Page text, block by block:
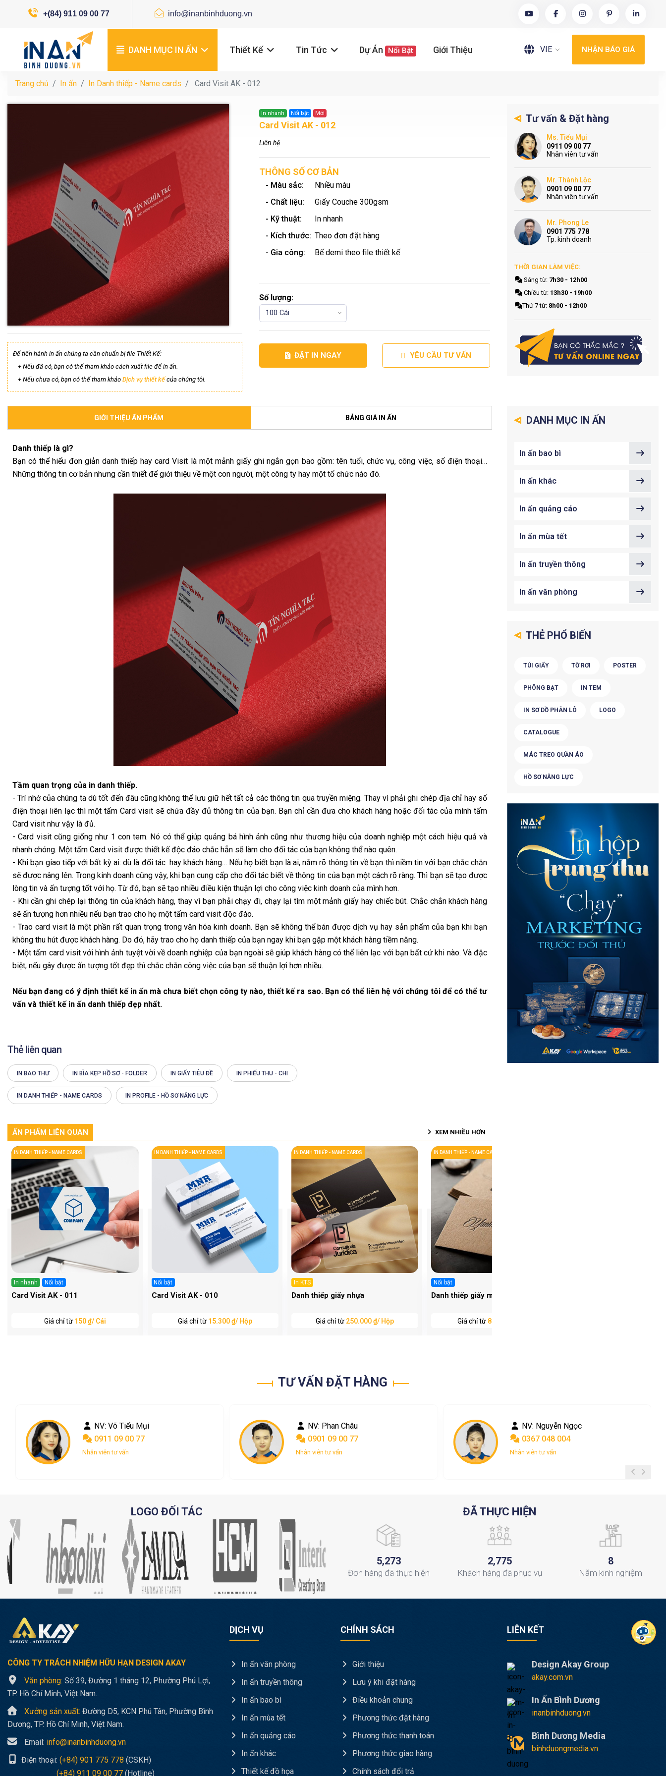
+(84) 911 09 00 77 info@inanbinhduong.vn
DANH MỤC IN ẤN Thiết Kế Tin Tức Dự Án Nổi Bật Giới Thiệu VIE NHẬN BÁO GIÁ
Trang chủ In ấn In Danh thiếp - Name cards Card Visit AK - 012
Để tiến hành in ấn chúng ta cần chuẩn bị file Thiết Kế:
+ Nếu đã có, bạn có thể tham khảo cách xuất file để in ấn.
+ Nếu chưa có, bạn có thể tham khảo Dịch vụ thiết kếcủa chúng tôi.
In nhanh Nổi bật Mới
Card Visit AK - 012
Liên hệ
THÔNG SỐ CƠ BẢN
- Màu sắc:
Nhiều màu
- Chất liệu:
Giấy Couche 300gsm
- Kỹ thuật:
In nhanh
- Kích thước: Theo đơn đặt hàng
- Gia công:
Bế demi theo file thiết kế
Số lượng:
100 Cái
ĐẶT IN NGAY YÊU CẦU TƯ VẤN
Tư vấn & Đặt hàng
Ms. Tiểu Mụi
0911 09 00 77
Nhân viên tư vấn
Mr. Thành Lộc
0901 09 00 77
Nhân viên tư vấn
Mr. Phong Le
0901 775 778
Tp. kinh doanh
THỜI GIAN LÀM VIỆC:
Sáng từ: 7h30 - 12h00
Chiều từ: 13h30 - 19h00
Thứ 7 từ: 8h00 - 12h00
GIỚI THIỆU ẤN PHẨM BẢNG GIÁ IN ẤN
Danh thiếp là gì?
Bạn có thể hiểu đơn giản danh thiếp hay card Visit là một mảnh giấy ghi ngắn gọn bao gồm: tên tuổi, chức vụ, công việc, số điện thoại…
Những thông tin cơ bản nhưng cần thiết để giới thiệu về một con người, một công ty hay một tổ chức nào đó.
Tầm quan trọng của in danh thiếp.
- Trí nhớ của chúng ta dù tốt đến đâu cũng không thể lưu giữ hết tất cả các thông tin qua truyền miệng. Thay vì phải ghi chép địa chỉ hay số
điện thoại liên lạc thì một tấm Card visit sẽ chứa đầy đủ thông tin của bạn. Bạn chỉ cần đưa cho khách hàng hoặc đối tác của mình tấm
Card visit như vậy là đủ.
- Card visit cũng giống như 1 con tem. Nó có thể giúp quảng bá hình ảnh cũng như thương hiệu của doanh nghiệp một cách hiệu quả và
nhanh chóng. Một tấm Card visit được thiết kế độc đáo chắc hẳn sẽ làm cho đối tác của bạn không thể nào quên.
- Khi bạn giao tiếp với bất kỳ ai: dù là đối tác hay khách hàng… Nếu họ biết bạn là ai, nắm rõ thông tin về bạn thì niềm tin với bạn chắc chắn
sẽ được nâng lên. Trong kinh doanh cũng vậy, khi bạn cung cấp cho đối tác biết về thông tin của bạn một cách rõ ràng. Thì bạn sẽ tạo được
lòng tin và ấn tượng tốt với họ. Từ đó, bạn sẽ tạo nhiều điều kiện thuận lợi cho công việc kinh doanh của mình hơn.
- Khi cần ghi chép lại thông tin của khách hàng, thay vì bạn phải chạy đi, chạy lại tìm một mảnh giấy hay chiếc bút. Chắc chắn khách hàng
sẽ ấn tượng hơn nhiều nếu bạn trao cho họ một tấm card visit độc đáo.
- Trao card visit là một phần rất quan trọng trong văn hóa kinh doanh. Bạn sẽ không thể bán được dịch vụ hay sản phẩm của bạn khi bạn
không thu hút được khách hàng. Do đó, hãy trao cho họ danh thiếp của bạn ngay khi bạn gặp một khách hàng tiềm năng.
- Một tấm card visit với hình ảnh tuyệt vời về doanh nghiệp của bạn ngoài sẽ giúp khách hàng có thể liên lạc với bạn bất cứ khi nào. Và đặc
biệt, nếu gây được ấn tượng tốt đẹp thì chắc chắn công việc của bạn sẽ thuận lợi hơn nhiều.
Nếu bạn đang có ý định thiết kế in ấn mà chưa biết chọn công ty nào, thiết kế ra sao. Bạn có thể liên hệ với chúng tôi để có thể tư
vấn và thiết kế in ấn danh thiếp đẹp nhất.
Thẻ liên quan
IN BAO THƯ IN BÌA KẸP HỒ SƠ - FOLDER IN GIẤY TIÊU ĐỀ IN PHIẾU THU - CHI
IN DANH THIẾP - NAME CARDS IN PROFILE - HỒ SƠ NĂNG LỰC
ẤN PHẨM LIÊN QUAN XEM NHIỀU HƠN
IN DANH THIẾP - NAME CARDS
In nhanh Nổi bật
Card Visit AK - 011
Giá chỉ từ 150 ₫/ Cái
IN DANH THIẾP - NAME CARDS
Nổi bật
Card Visit AK - 010
Giá chỉ từ 15.300 ₫/ Hộp
IN DANH THIẾP - NAME CARDS
In KTS
Danh thiếp giấy nhựa
Giá chỉ từ 250.000 ₫/ Hộp
IN DANH THIẾP - NAME CARDS
Nổi bật
Danh thiếp giấy mỹ thuật
Giá chỉ từ 85.000 ₫/ Hộp
DANH MỤC IN ẤN
In ấn bao bì
In ấn khác
In ấn quảng cáo
In ấn mùa tết
In ấn truyền thông
In ấn văn phòng
THẺ PHỔ BIẾN
TÚI GIẤY TỜ RƠI POSTER
PHÔNG BẠT IN TEM
IN SƠ DỒ PHÂN LÔ LOGO
CATALOGUE
MÁC TREO QUẦN ÁO
HỒ SƠ NĂNG LỰC
TƯ VẤN ĐẶT HÀNG
NV: Phan Châu
0901 09 00 77
Nhân viên tư vấn
NV: Nguyễn Ngọc
0367 048 004
Nhân viên tư vấn
NV: Phong le
0901 775 778
Chăm sóc khách hàng
LOGO ĐỐI TÁC ĐÃ THỰC HIỆN
5,273
Đơn hàng đã thực hiện
2,775
Khách hàng đã phục vụ
8
Năm kinh nghiệm
CÔNG TY TRÁCH NHIỆM HỮU HẠN DESIGN AKAY
Văn phòng: Số 39, Đường 1 tháng 12, Phường Phú Lợi,
TP. Hồ Chí Minh, Việt Nam.
Xưởng sản xuất: Đường D5, KCN Phú Tân, Phường Bình
Dương, TP. Hồ Chí Minh, Việt Nam.
Email: info@inanbinhduong.vn
Điện thoại: (+84) 901 775 778 (CSKH)
(+84) 911 09 00 77 (Hotline)
DỊCH VỤ
In ấn văn phòng
In ấn truyền thông
In ấn bao bì
In ấn mùa tết
In ấn quảng cáo
In ấn khác
Thiết kế đồ họa
CHÍNH SÁCH
Giới thiệu
Lưu ý khi đặt hàng
Điều khoản chung
Phương thức đặt hàng
Phương thức thanh toán
Phương thức giao hàng
Chính sách đổi trả
LIÊN KẾT
Design Akay Group
akay.com.vn
In Ấn Bình Dương
inanbinhduong.vn
Bình Dương Media
binhduongmedia.vn